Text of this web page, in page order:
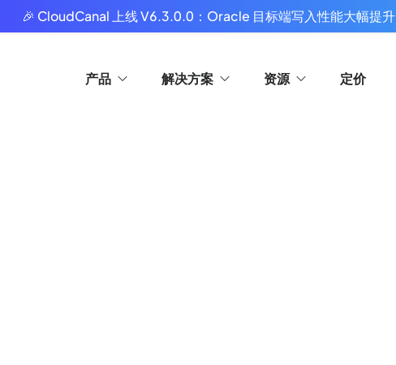
🎉 CloudCanal 上线 V6.3.0.0：Oracle 目标端写入性能大幅提升
产品 解决方案 资源 定价